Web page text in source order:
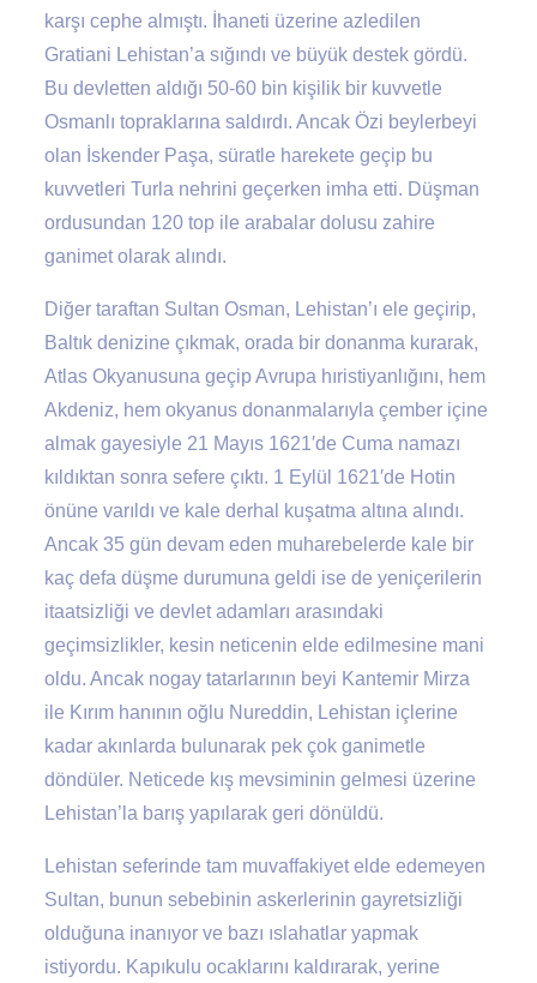
karşı cephe almıştı. İhaneti üzerine azledilen
Gratiani Lehistan’a sığındı ve büyük destek gördü.
Bu devletten aldığı 50-60 bin kişilik bir kuvvetle
Osmanlı topraklarına saldırdı. Ancak Özi beylerbeyi
olan İskender Paşa, süratle harekete geçip bu
kuvvetleri Turla nehrini geçerken imha etti. Düşman
ordusundan 120 top ile arabalar dolusu zahire
ganimet olarak alındı.
Diğer taraftan Sultan Osman, Lehistan’ı ele geçirip,
Baltık denizine çıkmak, orada bir donanma kurarak,
Atlas Okyanusuna geçip Avrupa hıristiyanlığını, hem
Akdeniz, hem okyanus donanmalarıyla çember içine
almak gayesiyle 21 Mayıs 1621′de Cuma namazı
kıldıktan sonra sefere çıktı. 1 Eylül 1621′de Hotin
önüne varıldı ve kale derhal kuşatma altına alındı.
Ancak 35 gün devam eden muharebelerde kale bir
kaç defa düşme durumuna geldi ise de yeniçerilerin
itaatsizliği ve devlet adamları arasındaki
geçimsizlikler, kesin neticenin elde edilmesine mani
oldu. Ancak nogay tatarlarının beyi Kantemir Mirza
ile Kırım hanının oğlu Nureddin, Lehistan içlerine
kadar akınlarda bulunarak pek çok ganimetle
döndüler. Neticede kış mevsiminin gelmesi üzerine
Lehistan’la barış yapılarak geri dönüldü.
Lehistan seferinde tam muvaffakiyet elde edemeyen
Sultan, bunun sebebinin askerlerinin gayretsizliği
olduğuna inanıyor ve bazı ıslahatlar yapmak
istiyordu. Kapıkulu ocaklarını kaldırarak, yerine